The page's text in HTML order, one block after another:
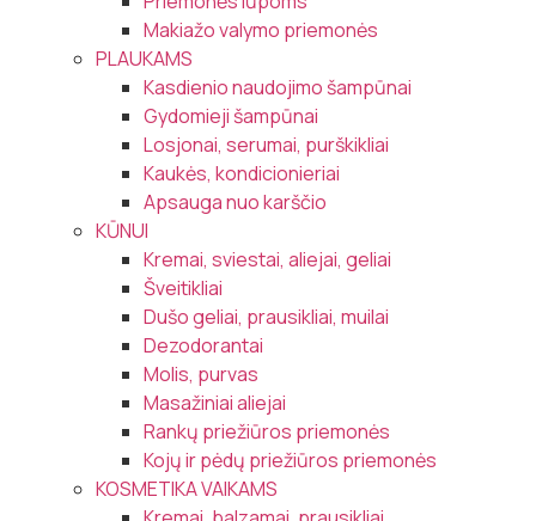
Makiažo valymo priemonės
PLAUKAMS
Kasdienio naudojimo šampūnai
Gydomieji šampūnai
Losjonai, serumai, purškikliai
Kaukės, kondicionieriai
Apsauga nuo karščio
KŪNUI
Kremai, sviestai, aliejai, geliai
Šveitikliai
Dušo geliai, prausikliai, muilai
Dezodorantai
Molis, purvas
Masažiniai aliejai
Rankų priežiūros priemonės
Kojų ir pėdų priežiūros priemonės
KOSMETIKA VAIKAMS